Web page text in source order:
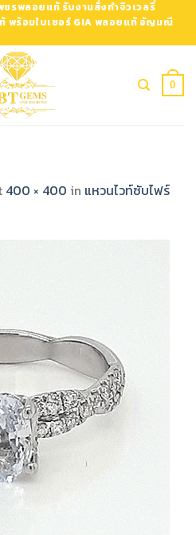
ชรพลอยแท้ รับงานสั่งทำจิวเวลรี่
พร้อมใบเซอร์ GIA พลอยแท้ อัญมณี
0
400 × 400 in แหวนไวท์ซับไฟร์